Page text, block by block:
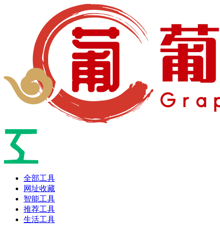
全部工具
网址收藏
智能工具
推荐工具
生活工具